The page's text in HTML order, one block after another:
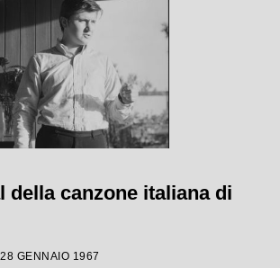
della canzone italiana di
GENNAIO 1967